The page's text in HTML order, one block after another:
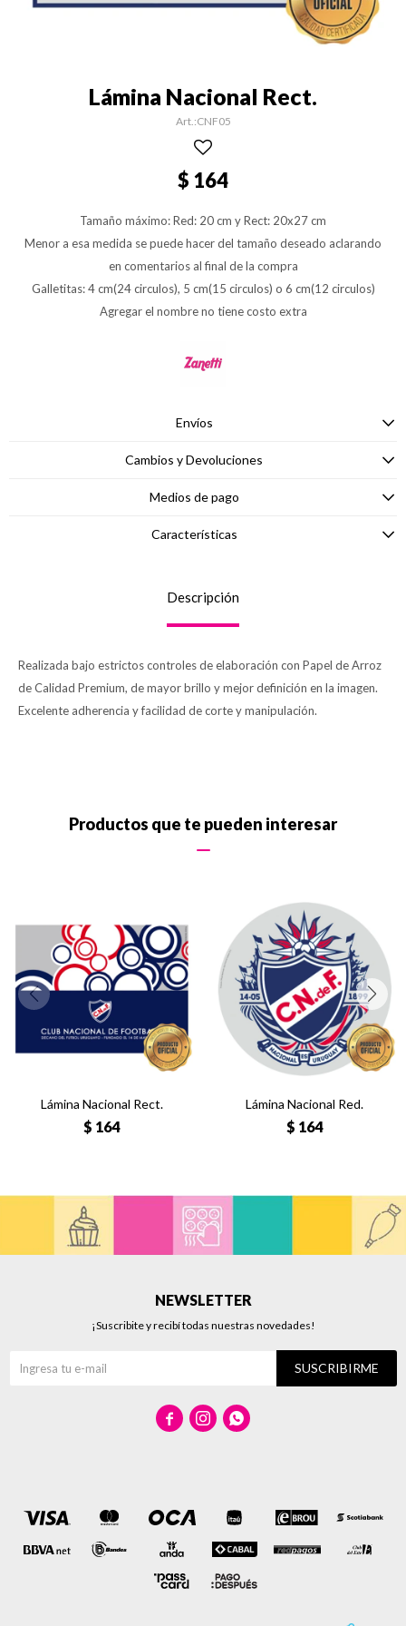
Lámina Nacional Rect.
CNF05
$ 164
Tamaño máximo: Red: 20 cm y Rect: 20x27 cm
Menor a esa medida se puede hacer del tamaño deseado aclarando
en comentarios al final de la compra
Galletitas: 4 cm(24 circulos), 5 cm(15 circulos) o 6 cm(12 circulos)
Agregar el nombre no tiene costo extra
Envíos
Cambios y Devoluciones
Medios de pago
Características
Descripción
Realizada bajo estrictos controles de elaboración con Papel de Arroz
de Calidad Premium, de mayor brillo y mejor definición en la imagen.
Excelente adherencia y facilidad de corte y manipulación.
Productos que te pueden interesar
Lámina Nacional Rect.
$ 164
Lámina Nacional Red.
$ 164
NEWSLETTER
¡Suscribite y recibí todas nuestras novedades!
SUSCRIBIRME
  